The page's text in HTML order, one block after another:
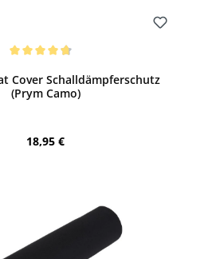
Cover Schalldämpferschutz
(Prym Camo)
Regulärer Preis:
18,95 €